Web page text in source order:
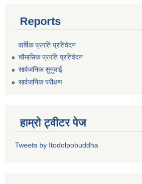
Reports
वार्षिक प्रगति प्रतिवेदन
चौमासिक प्रगति प्रतिवेदन
सार्वजनिक सुनुवाई
सार्वजनिक परीक्षण
हाम्रो ट्वीटर पेज
Tweets by Itodolpobuddha